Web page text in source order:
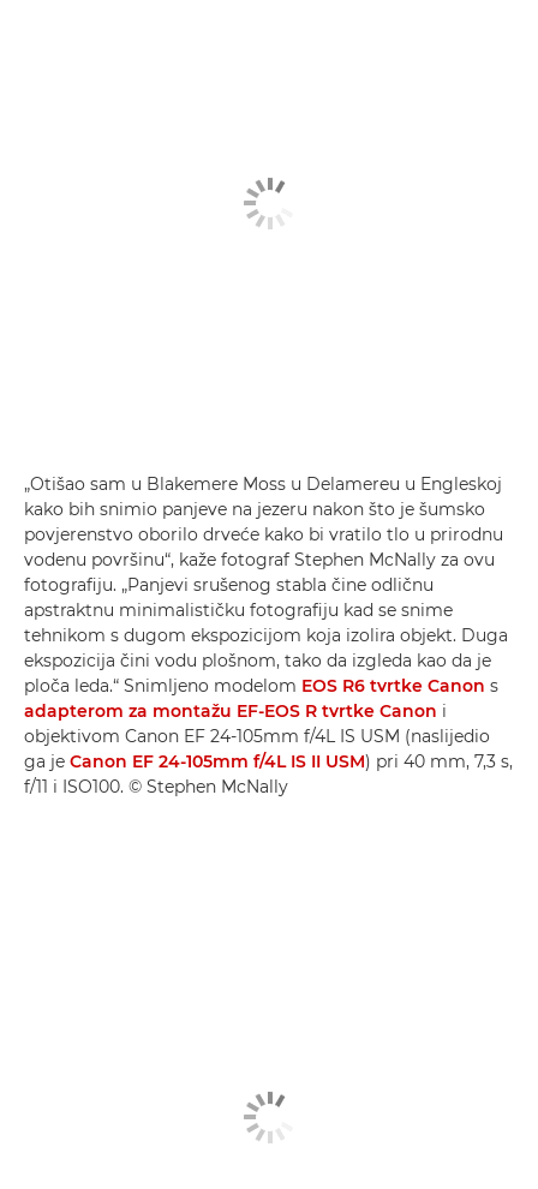
„Otišao sam u Blakemere Moss u Delamereu u Engleskoj
kako bih snimio panjeve na jezeru nakon što je šumsko
povjerenstvo oborilo drveće kako bi vratilo tlo u prirodnu
vodenu površinu“, kaže fotograf Stephen McNally za ovu
fotografiju. „Panjevi srušenog stabla čine odličnu
apstraktnu minimalističku fotografiju kad se snime
tehnikom s dugom ekspozicijom koja izolira objekt. Duga
ekspozicija čini vodu plošnom, tako da izgleda kao da je
ploča leda.“ Snimljeno modelom EOS R6 tvrtke Canon s
adapterom za montažu EF-EOS R tvrtke Canon i
objektivom Canon EF 24-105mm f/4L IS USM (naslijedio
ga je Canon EF 24-105mm f/4L IS II USM) pri 40 mm, 7,3 s,
f/11 i ISO100. © Stephen McNally